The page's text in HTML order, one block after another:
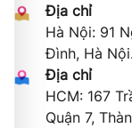
Địa chỉ
Hà Nội: 91
Đình, Hà Nội.
Địa chỉ
HCM: 167
Quận 7,